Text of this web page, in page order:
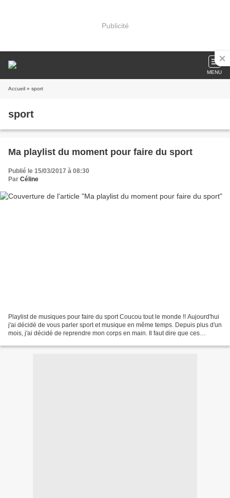
Publicité
MENU
Accueil » sport
sport
Ma playlist du moment pour faire du sport
Publié le 15/03/2017 à 08:30
Par Céline
Playlist de musiques pour faire du sport Coucou tout le monde !! Aujourd'hui
j'ai décidé de vous parler sport et musique en même temps. Depuis plus d'un
mois, j'ai décidé de reprendre mon corps en main. Il faut dire que ces